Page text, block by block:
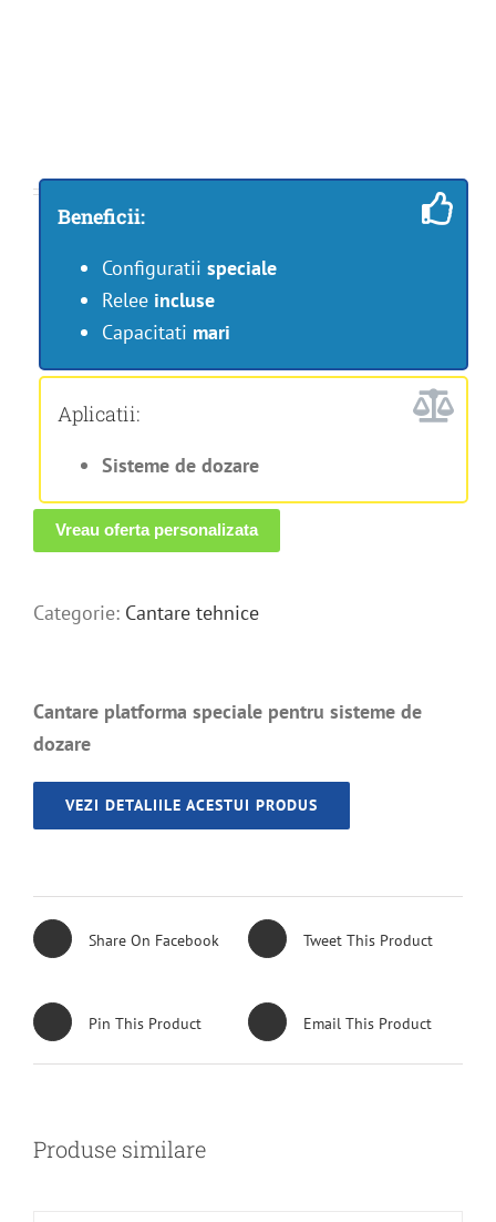
Beneficii:
Configuratii speciale
Relee incluse
Capacitati mari
Aplicatii:
Sisteme de dozare
Vreau oferta personalizata
Categorie: Cantare tehnice
Cantare platforma speciale pentru sisteme de
dozare
VEZI DETALIILE ACESTUI PRODUS
Share On Facebook Tweet This Product
Pin This Product Email This Product
Produse similare
DETALII